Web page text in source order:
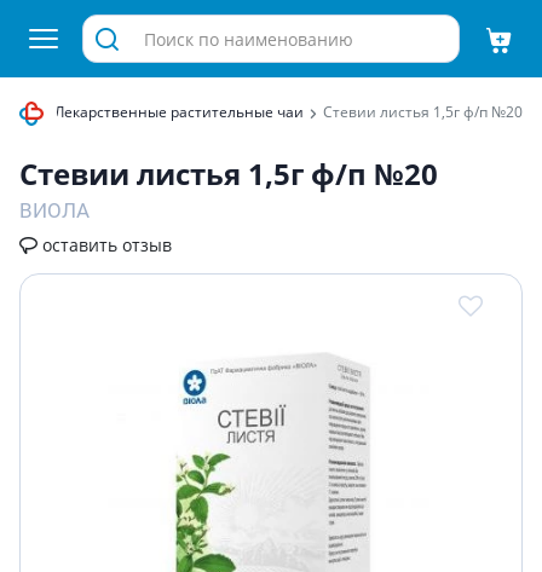
Лекарственные растительные чаи Стевии листья 1,5г ф/п №20
Стевии листья 1,5г ф/п №20
ВИОЛА
оставить отзыв